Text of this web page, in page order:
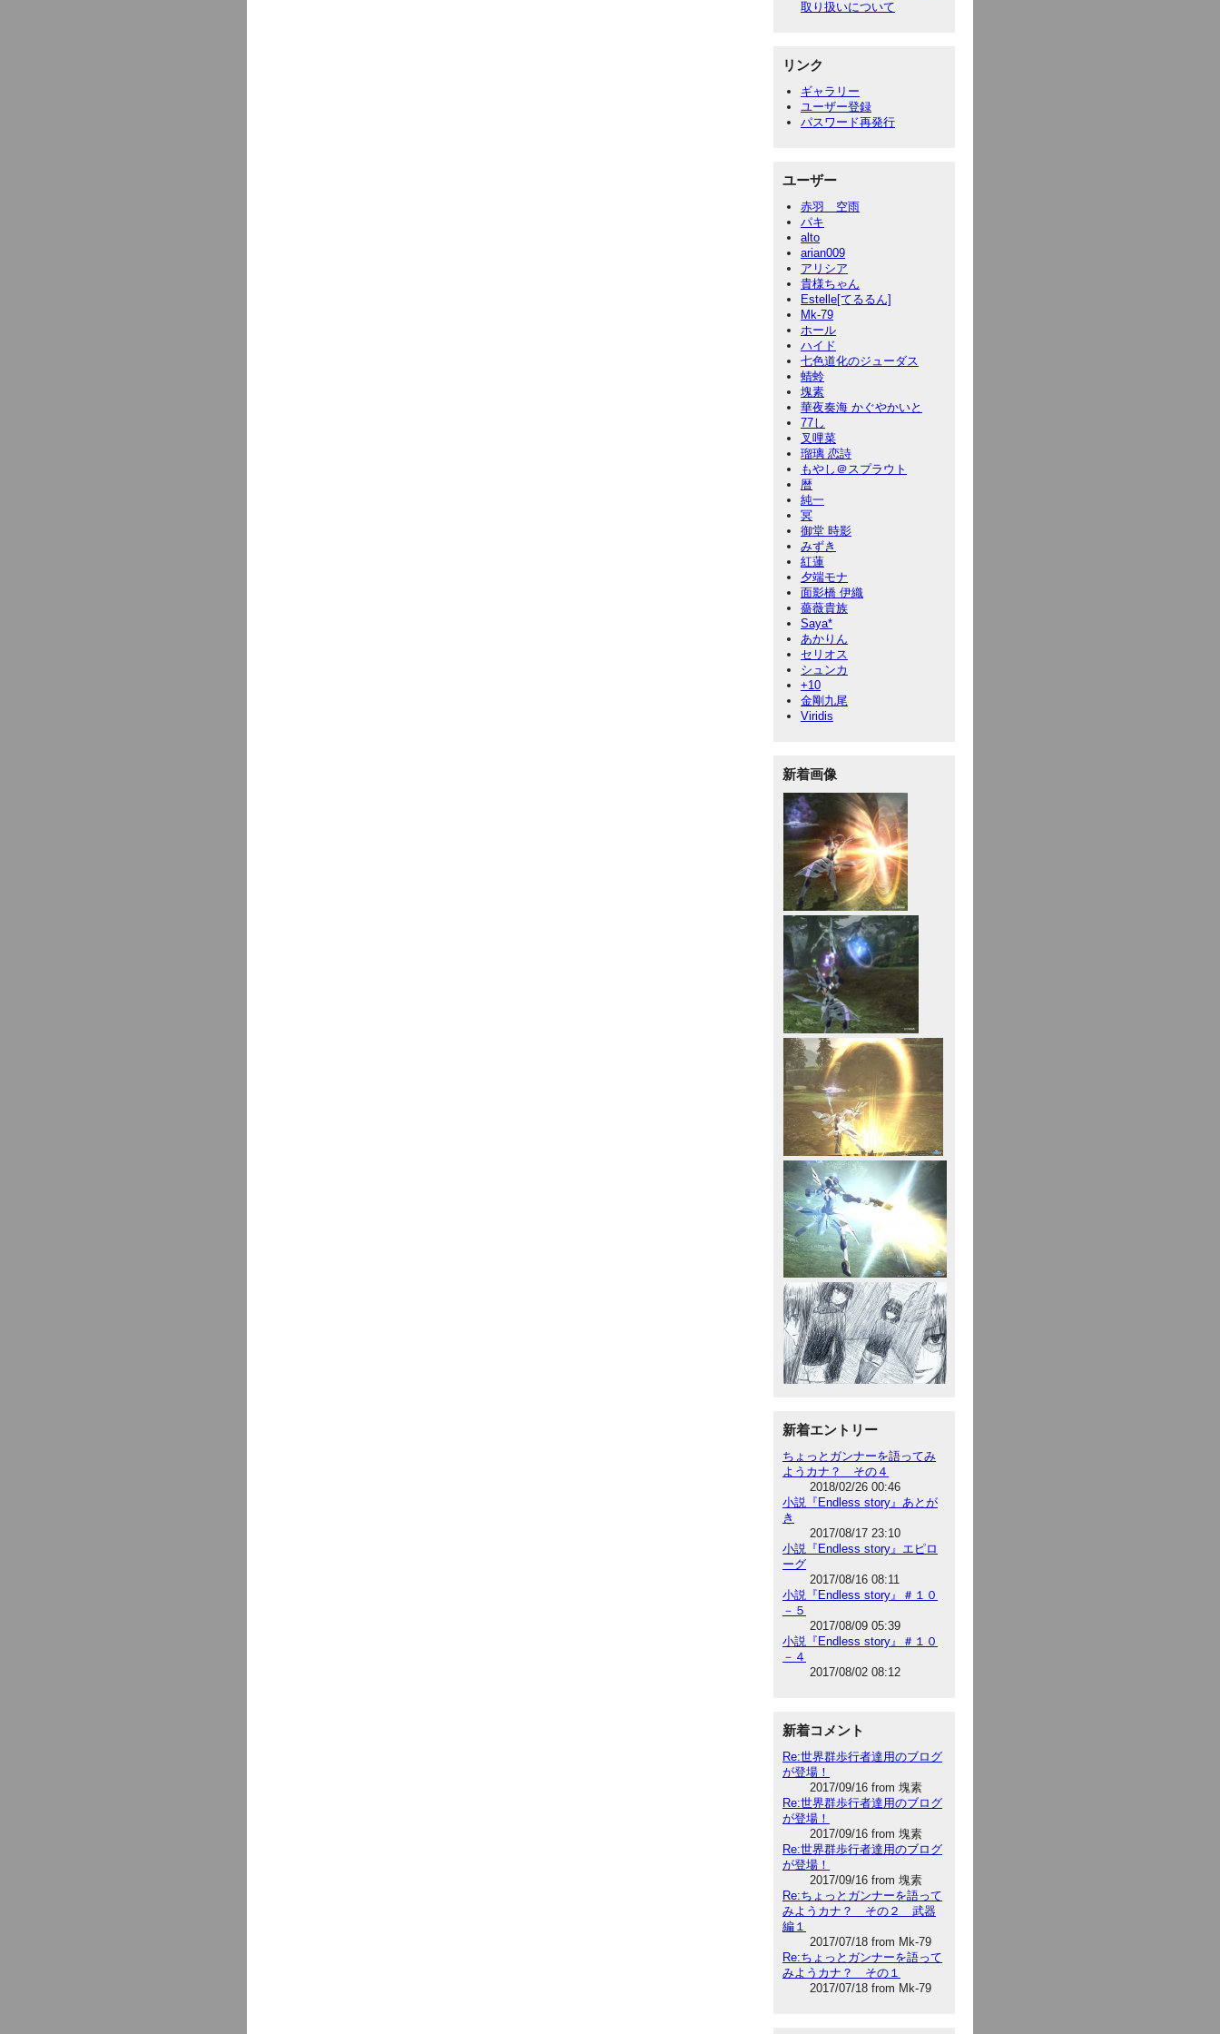
取り扱いについて
リンク
ギャラリー
ユーザー登録
パスワード再発行
ユーザー
赤羽 空雨
パキ
alto
arian009
アリシア
貴様ちゃん
Estelle[てるるん]
Mk-79
ホール
ハイド
七色道化のジューダス
蜻蛉
塊素
華夜奏海 かぐやかいと
77し
叉哩菜
瑠璃 恋詩
もやし＠スプラウト
暦
純一
冥
御堂 時影
みずき
紅蓮
夕端モナ
面影橋 伊織
薔薇貴族
Saya*
あかりん
セリオス
シュンカ
+10
金剛九尾
Viridis
新着画像
新着エントリー
ちょっとガンナーを語ってみ
ようカナ？ その４
2018/02/26 00:46
小説『Endless story』あとが
き
2017/08/17 23:10
小説『Endless story』エピロ
ーグ
2017/08/16 08:11
小説『Endless story』＃１０
－５
2017/08/09 05:39
小説『Endless story』＃１０
－４
2017/08/02 08:12
新着コメント
Re:世界群歩行者達用のブログ
が登場！
2017/09/16 from 塊素
Re:世界群歩行者達用のブログ
が登場！
2017/09/16 from 塊素
Re:世界群歩行者達用のブログ
が登場！
2017/09/16 from 塊素
Re:ちょっとガンナーを語って
みようカナ？ その２ 武器
編１
2017/07/18 from Mk-79
Re:ちょっとガンナーを語って
みようカナ？ その１
2017/07/18 from Mk-79